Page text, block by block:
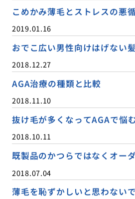
こめかみ薄毛とストレスの悪
2019.01.16
おでこ広い男性向けはげない
2018.12.27
AGA治療の種類と比較
2018.11.10
抜け毛が多くなってAGAで悩
2018.10.11
既製品のかつらではなくオー
2018.07.04
薄毛を恥ずかしいと思わないで